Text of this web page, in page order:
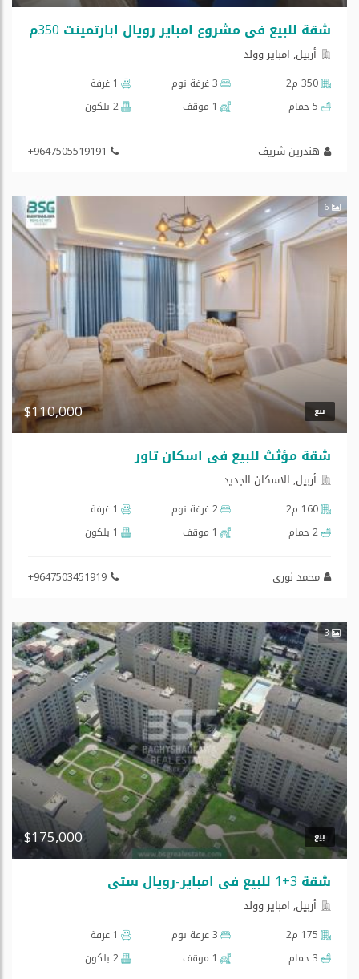
شقة للبیع في مشروع امبایر رویال ابارتمینت 350م
أربيل, امبایر وولد
350 م2 3 غرفة نوم
1 غرفة
5 حمام
1 موقف 2 بلكون
هندرين شريف +9647505519191
6
بيع $110,000
شقة مؤثث للبیع في اسكان تاور
أربيل, الاسكان الجديد
160 م2 2 غرفة نوم
1 غرفة
2 حمام
1 موقف 1 بلكون
محمد نوری +9647503451919
3
بيع $175,000
شقة 3+1 للبیع فی امبایر-رویال ستی
أربيل, امبایر وولد
175 م2 3 غرفة نوم
1 غرفة
3 حمام
1 موقف 2 بلكون